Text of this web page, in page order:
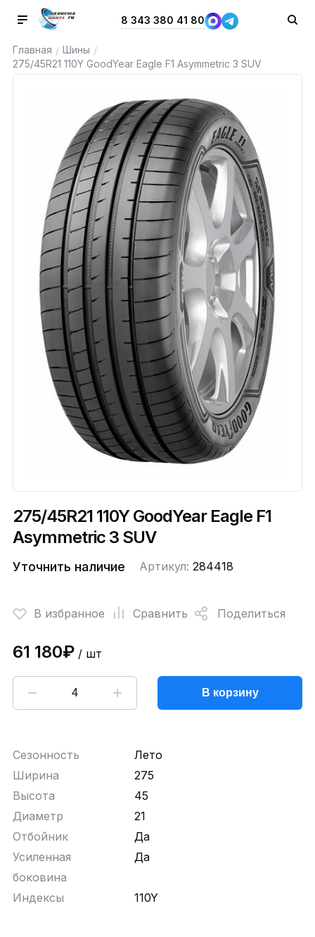
8 343 380 41 80
Главная / Шины /
275/45R21 110Y GoodYear Eagle F1 Asymmetric 3 SUV
275/45R21 110Y GoodYear Eagle F1
Asymmetric 3 SUV
Уточнить наличие Артикул: 284418
В избранное Сравнить Поделиться
61 180₽/ шт
В корзину
Сезонность
Лето
Ширина
275
Высота
45
Диаметр
21
Отбойник
Да
Усиленная
боковина
Да
Индексы 110Y